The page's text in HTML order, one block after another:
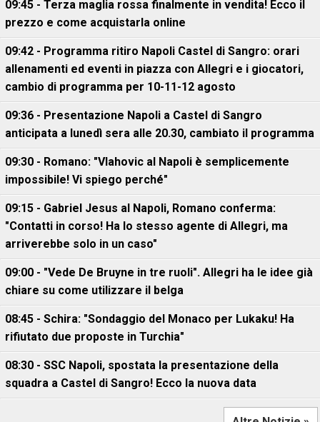
09:45 - Terza maglia rossa finalmente in vendita! Ecco il
prezzo e come acquistarla online
09:42 - Programma ritiro Napoli Castel di Sangro: orari
allenamenti ed eventi in piazza con Allegri e i giocatori,
cambio di programma per 10-11-12 agosto
09:36 - Presentazione Napoli a Castel di Sangro
anticipata a lunedì sera alle 20.30, cambiato il programma
09:30 - Romano: "Vlahovic al Napoli è semplicemente
impossibile! Vi spiego perché"
09:15 - Gabriel Jesus al Napoli, Romano conferma:
"Contatti in corso! Ha lo stesso agente di Allegri, ma
arriverebbe solo in un caso"
09:00 - "Vede De Bruyne in tre ruoli". Allegri ha le idee già
chiare su come utilizzare il belga
08:45 - Schira: "Sondaggio del Monaco per Lukaku! Ha
rifiutato due proposte in Turchia"
08:30 - SSC Napoli, spostata la presentazione della
squadra a Castel di Sangro! Ecco la nuova data